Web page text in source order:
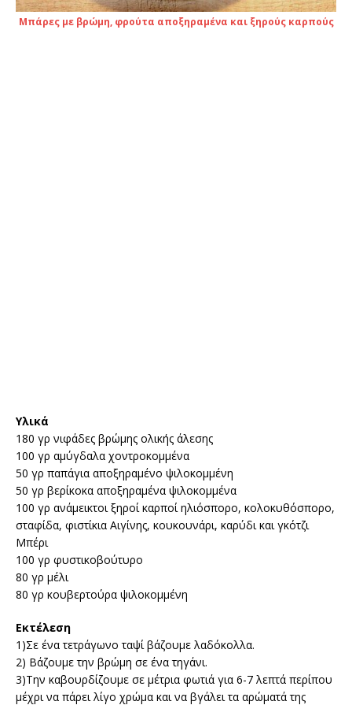
Μπάρες με βρώμη, φρούτα αποξηραμένα και ξηρούς καρπούς
Υλικά
180 γρ νιφάδες βρώμης ολικής άλεσης
100 γρ αμύγδαλα χοντροκομμένα
50 γρ παπάγια αποξηραμένο ψιλοκομμένη
50 γρ βερίκοκα αποξηραμένα ψιλοκομμένα
100 γρ ανάμεικτοι ξηροί καρποί ηλιόσπορο, κολοκυθόσπορο,
σταφίδα, φιστίκια Αιγίνης, κουκουνάρι, καρύδι και γκότζι
Μπέρι
100 γρ φυστικοβούτυρο
80 γρ μέλι
80 γρ κουβερτούρα ψιλοκομμένη
Εκτέλεση
1)Σε ένα τετράγωνο ταψί βάζουμε λαδόκολλα.
2) Βάζουμε την βρώμη σε ένα τηγάνι.
3)Την καβουρδίζουμε σε μέτρια φωτιά για 6-7 λεπτά περίπου
μέχρι να πάρει λίγο χρώμα και να βγάλει τα αρώματά της